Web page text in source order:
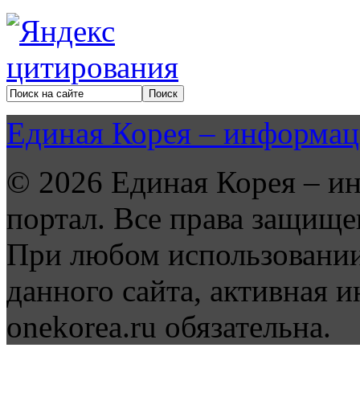
Единая Корея –
© 2026 Единая Корея –
портал. Все права
При любом
данного сайта, активная
onekorea.ru обязательна.